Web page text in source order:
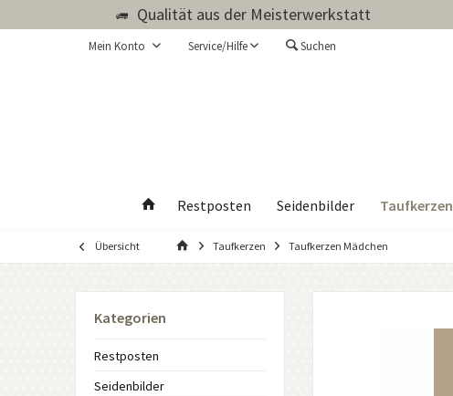
Qualität aus der Meisterwerkstatt
Mein Konto Service/Hilfe Suchen
Restposten Seidenbilder Taufkerzen
Übersicht Taufkerzen Taufkerzen Mädchen
Kategorien
Restposten
Seidenbilder